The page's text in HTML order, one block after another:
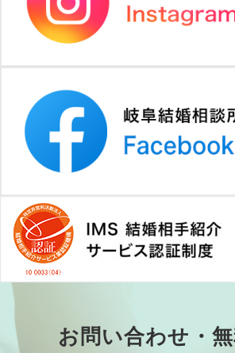
お問い合わせ・